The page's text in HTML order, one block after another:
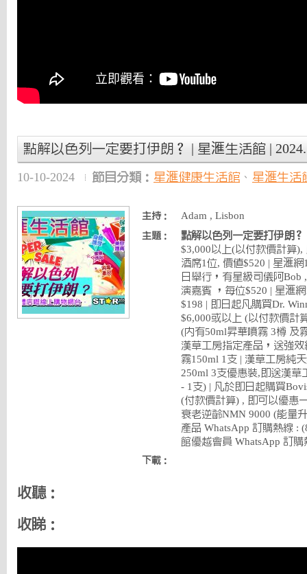
點解以色列一定要打伊朗？ | 星滙生活館 |
10-10-2024 節目分類： 星滙健康生活館、 星滙生活
主持： Adam , Lisbon
主題： 點解以色列一定要打伊朗？
$3,000以上(以付款價計算
酒席1位, 價值$520 | 星滙
日舉行，有星級司儀阿
演嘉賓 ，每位$520 | 星滙
$198 | 即日起凡購買Dr.
$6,000或以上 (以付款價計
(內有50ml昇華噴霧 3樽 及
漢草工房指定產品，送強
霧150ml 1支 | 漢草工房純
250ml 3支優惠裝,即送漢草
- 1支) | 凡於即日起購買
(付款價計算) , 即可以優惠
衰老逆齡NMN 9000 (能量
產品 WhatsApp 訂購熱線 :
館優越會員 WhatsApp 訂
下載：
收聽：
收睇：